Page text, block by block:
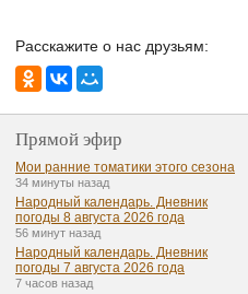
Расскажите о нас друзьям:
Прямой эфир
Мои ранние томатики этого сезона
34 минуты назад
Народный календарь. Дневник
погоды 8 августа 2026 года
56 минут назад
Народный календарь. Дневник
погоды 7 августа 2026 года
7 часов назад